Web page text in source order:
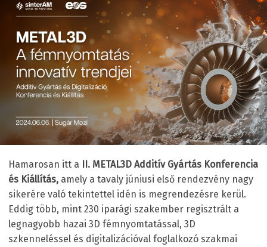
Hamarosan itt a II. METAL3D Additív Gyártás Konferencia
és Kiállítás, amely a tavaly júniusi első rendezvény nagy
sikerére való tekintettel idén is megrendezésre kerül.
Eddig több, mint 230 iparági szakember regisztrált a
legnagyobb hazai 3D fémnyomtatással, 3D
szkenneléssel és digitalizációval foglalkozó szakmai